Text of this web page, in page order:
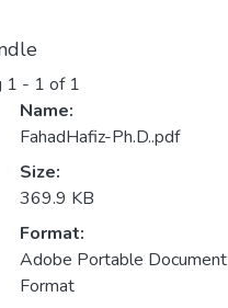
1 - 1 of 1
Name:
FahadHafiz-Ph.D..pdf
Size:
369.9 KB
Format:
Adobe Portable Document
Format